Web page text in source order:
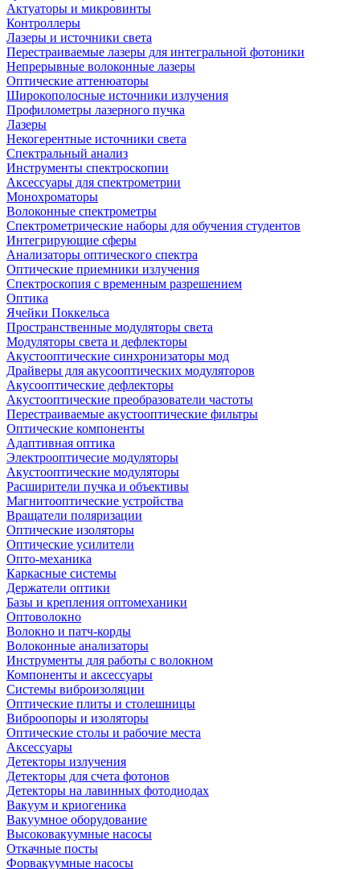
Актуаторы и микровинты
Контроллеры
Лазеры и источники света
Перестраиваемые лазеры для интегральной фотоники
Непрерывные волоконные лазеры
Оптические аттенюаторы
Широкополосные источники излучения
Профилометры лазерного пучка
Лазеры
Некогерентные источники света
Спектральный анализ
Инструменты спектроскопии
Аксессуары для спектрометрии
Монохроматоры
Волоконные спектрометры
Спектрометрические наборы для обучения студентов
Интегрирующие сферы
Анализаторы оптического спектра
Оптические приемники излучения
Спектроскопия с временным разрешением
Оптика
Ячейки Поккельса
Пространственные модуляторы света
Модуляторы света и дефлекторы
Акустооптические синхронизаторы мод
Драйверы для акусооптических модуляторов
Акусооптические дефлекторы
Акустооптические преобразователи частоты
Перестраиваемые акустооптические фильтры
Оптические компоненты
Адаптивная оптика
Электрооптичесие модуляторы
Акустооптические модуляторы
Расширители пучка и объективы
Магнитооптические устройства
Вращатели поляризации
Оптические изоляторы
Оптические усилители
Опто-механика
Каркасные системы
Держатели оптики
Базы и крепления оптомеханики
Оптоволокно
Волокно и патч-корды
Волоконные анализаторы
Инструменты для работы с волокном
Компоненты и аксессуары
Системы виброизоляции
Оптические плиты и столешницы
Виброопоры и изоляторы
Оптические столы и рабочие места
Аксессуары
Детекторы излучения
Детекторы для счета фотонов
Детекторы на лавинных фотодиодах
Вакуум и криогеника
Вакуумное оборудование
Высоковакуумные насосы
Откачные посты
Форвакуумные насосы